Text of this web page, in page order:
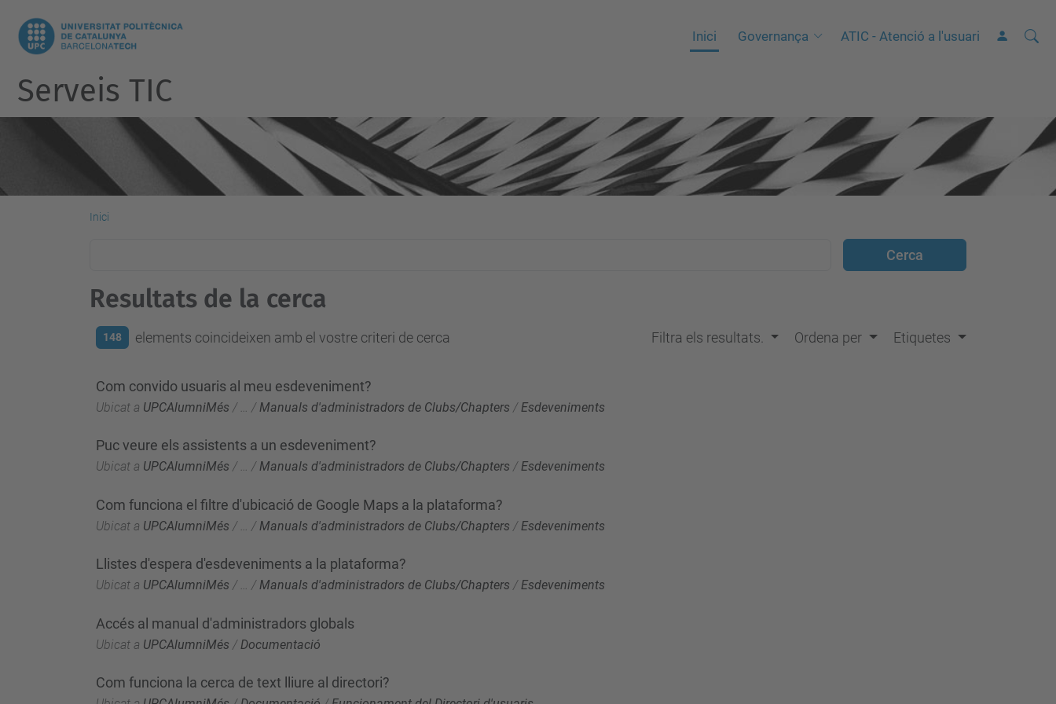
Inici Governança ATIC - Atenció a l'usuari Cerca
C
a
Serveis TIC
Inici
Resultats de la cerca
148 elements coincideixen amb el vostre criteri de cerca Filtra els resultats. Ordena per Etiquetes
Com convido usuaris al meu esdeveniment?
Ubicat a UPCAlumniMés / / Manuals d'administradors de Clubs/Chapters / Esdeveniments
Puc veure els assistents a un esdeveniment?
Ubicat a UPCAlumniMés / … /Manuals d'administradors de Clubs/Chapters /Esdeveniments
Com funciona el filtre d'ubicació de Google Maps a la plataforma?
Ubicat a UPCAlumniMés / / Manuals d'administradors de Clubs/Chapters / Esdeveniments
Llistes d'espera d'esdeveniments a la plataforma?
Ubicat a UPCAlumniMés / … /Manuals d'administradors de Clubs/Chapters /Esdeveniments
Accés al manual d'administradors globals
Ubicat a UPCAlumniMés / Documentació
Com funciona la cerca de text lliure al directori?